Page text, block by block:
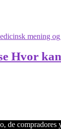
Hvor
de compradores